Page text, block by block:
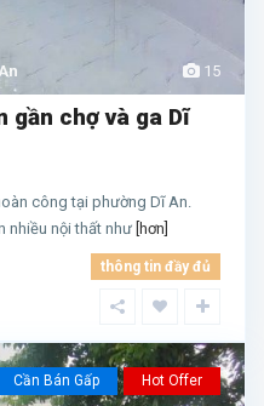
15
gần chợ và ga Dĩ
công tại phường Dĩ An.
nhiều nội thất như [hơn]
thông tin đầy đủ
Cần Bán Gấp Hot Offer